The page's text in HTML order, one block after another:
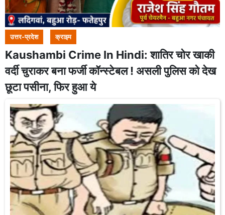
उत्तर-प्रदेश क्राइम
Kaushambi Crime In Hindi: शातिर चोर खाकी
वर्दी चुराकर बना फर्जी कॉन्स्टेबल ! असली पुलिस को देख
छूटा पसीना, फिर हुआ ये